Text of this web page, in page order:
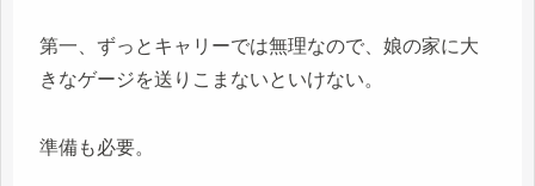
第一、ずっとキャリーでは無理なので、娘の家に大
きなゲージを送りこまないといけない。
準備も必要。